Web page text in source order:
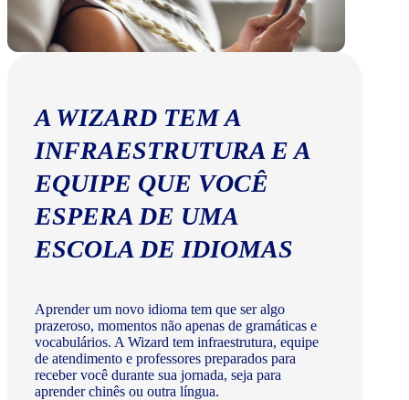
A WIZARD TEM A
INFRAESTRUTURA E A
EQUIPE QUE VOCÊ
ESPERA DE UMA
ESCOLA DE IDIOMAS
Aprender um novo idioma tem que ser algo
prazeroso, momentos não apenas de gramáticas e
vocabulários. A Wizard tem infraestrutura, equipe
de atendimento e professores preparados para
receber você durante sua jornada, seja para
aprender chinês ou outra língua.